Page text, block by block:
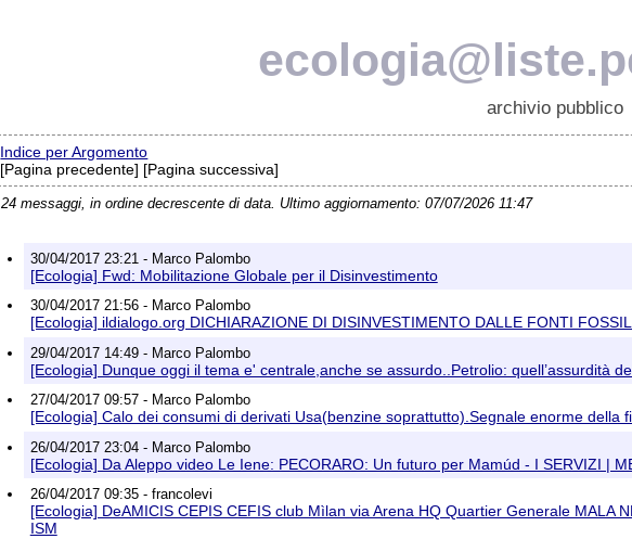
archivio pubblico
Indice per Argomento
[Pagina precedente] [Pagina successiva]
24 messaggi, in ordine decrescente di data. Ultimo aggiornamento: 07/07/2026 11:47
30/04/2017 23:21 - Marco Palombo
[Ecologia] Fwd: Mobilitazione Globale per il Disinvestimento
30/04/2017 21:56 - Marco Palombo
[Ecologia] ildialogo.org DICHIARAZIONE DI DISINVESTIMENTO DALLE FONTI
29/04/2017 14:49 - Marco Palombo
[Ecologia] Dunque oggi il tema e' centrale,anche se assurdo..Petrolio: quell’assurdità
27/04/2017 09:57 - Marco Palombo
[Ecologia] Calo dei consumi di derivati Usa(benzine soprattutto).Segnale enorme
26/04/2017 23:04 - Marco Palombo
[Ecologia] Da Aleppo video Le Iene: PECORARO: Un futuro per Mamúd - I SERVIZI |
26/04/2017 09:35 - francolevi
[Ecologia] DeAMICIS CEPIS CEFIS club Mìlan via Arena HQ Quartier Generale MALA
ISM